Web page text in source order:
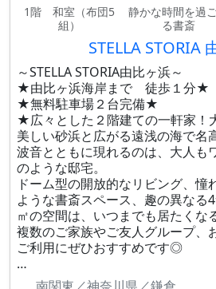
1階 和室（布団5
組）
静かな時間を過
る書斎
STELLA STORIA
～STELLA STORIA由比ヶ浜～
★由比ヶ浜海岸まで 徒歩１分★
★無料駐車場２台完備★
★広々とした２階建ての一軒家！
美しい砂浜と広がる遠浅の海で名
波音とともに現れるのは、大人も
のような邸宅。
ドーム型の開放的なリビング、憧
ような書斎スペース、趣の異なる
㎡の空間は、いつまでも居たくな
複数のご家族やご友人グループ、
ご利用にぜひおすすめです◎
…